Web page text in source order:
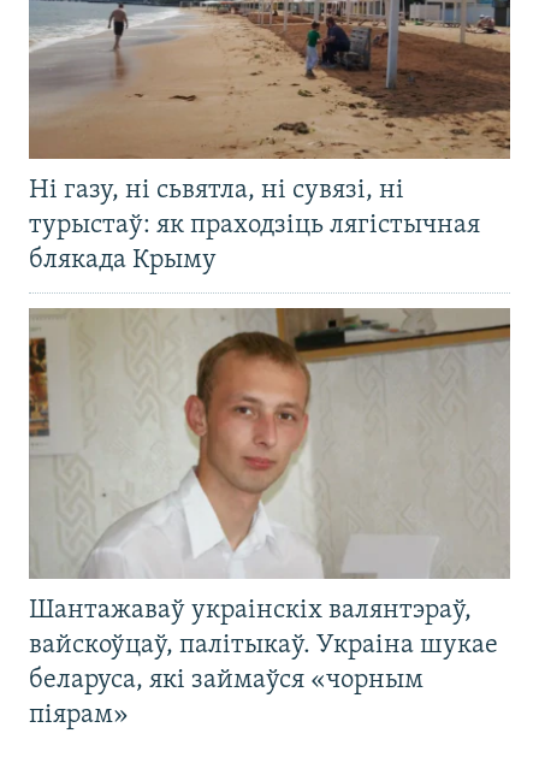
Ні газу, ні сьвятла, ні сувязі, ні
турыстаў: як праходзіць лягістычная
блякада Крыму
Шантажаваў украінскіх валянтэраў,
вайскоўцаў, палітыкаў. Украіна шукае
беларуса, які займаўся «чорным
піярам»